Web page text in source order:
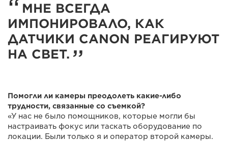
МНЕ ВСЕГДА
ИМПОНИРОВАЛО, КАК
ДАТЧИКИ CANON РЕАГИРУЮТ
НА СВЕТ.
Помогли ли камеры преодолеть какие-либо
трудности, связанные со съемкой?
«У нас не было помощников, которые могли бы
настраивать фокус или таскать оборудование по
локации. Были только я и оператор второй камеры.